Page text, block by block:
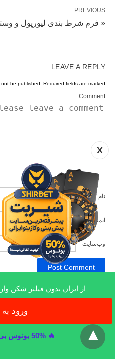
X
PREVIOUS
« فرم شرط بندی لیورپول و
LEAVE A REPLY
not be published. Required fields are marked
Comment
نام *
ایمیل*
وب‌سایت
khodabamast
از ایران بدون فیلتر شکن
ورود
🔥 50% بونوس بی قید و شرط 🔥